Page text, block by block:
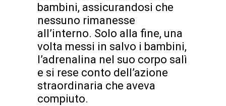
bambini, assicurandosi che
nessuno rimanesse
all’interno. Solo alla fine, una
volta messi in salvo i bambini,
l’adrenalina nel suo corpo salì
e si rese conto dell’azione
straordinaria che aveva
compiuto.